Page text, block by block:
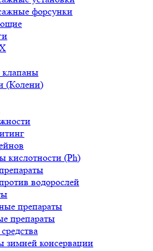
форсунки
(Колени)
кислотности (Ph)
водорослей
препараты
препараты
зимней консервации